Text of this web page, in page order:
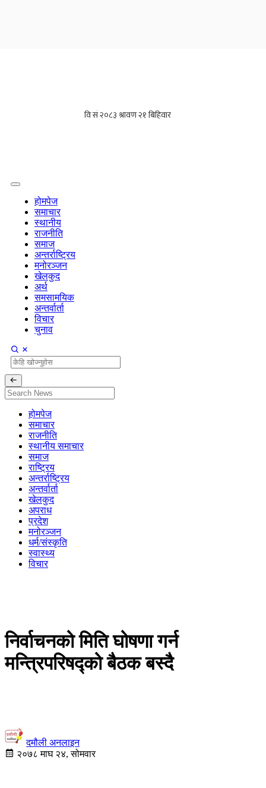
होमपेज
समाचार
स्थानीय
राजनीति
समाज
अन्तर्राष्ट्रिय
मनोरञ्जन
खेलकुद
अर्थ
समसामयिक
अन्तर्वार्ता
विचार
चुनाव
होमपेज
समाचार
राजनीति
स्थानीय समाचार
समाज
राष्ट्रिय
अन्तर्राष्ट्रिय
अन्तर्वार्ता
खेलकुद
अपराध
प्रदेश
मनोरञ्जन
धर्म/संस्कृति
स्वास्थ्य
विचार
निर्वाचनको मिति घोषणा गर्न
मन्त्रिपरिषद्को बैठक बस्दै
दमौली अनलाइन
२०७८ माघ २४, सोमवार